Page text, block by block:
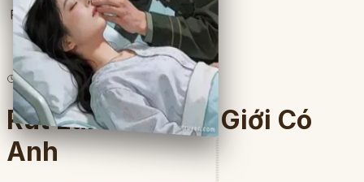
Full
5lượt đọc· 7chương
Rút Lui Khỏi Thế Giới Có
Anh